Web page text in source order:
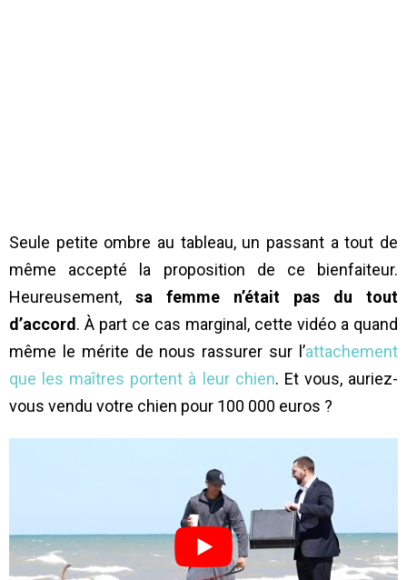
Seule petite ombre au tableau, un passant a tout de
même accepté la proposition de ce bienfaiteur.
Heureusement, sa femme n’était pas du tout
d’accord. À part ce cas marginal, cette vidéo a quand
même le mérite de nous rassurer sur l’attachement
que les maîtres portent à leur chien. Et vous, auriez-
vous vendu votre chien pour 100 000 euros ?